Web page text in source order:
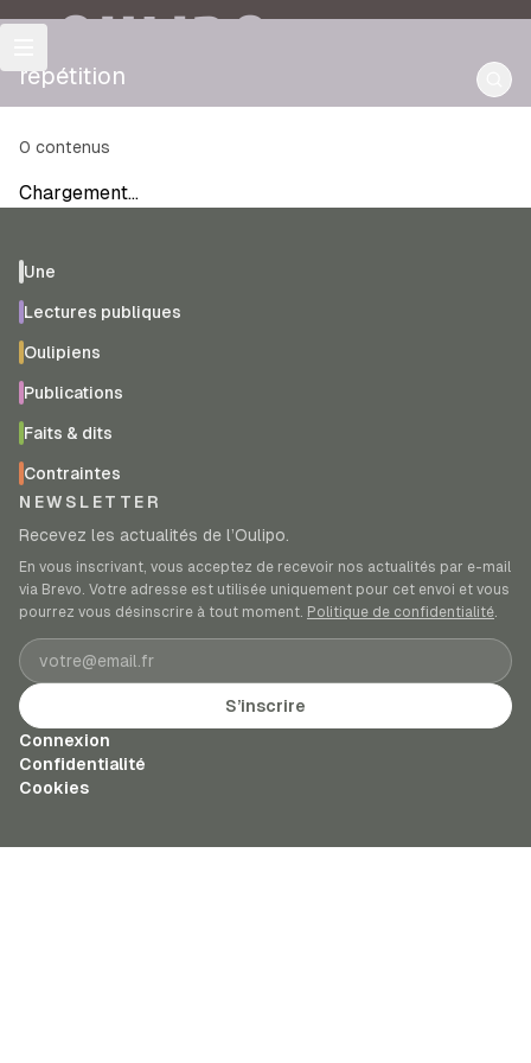
OULIPO
répétition
0 contenus
Chargement…
Une
Lectures publiques
Oulipiens
Publications
Faits & dits
Contraintes
NEWSLETTER
Recevez les actualités de l’Oulipo.
En vous inscrivant, vous acceptez de recevoir nos actualités par e-mail
via Brevo. Votre adresse est utilisée uniquement pour cet envoi et vous
pourrez vous désinscrire à tout moment. Politique de confidentialité.
Adresse e-mail
S’inscrire
Connexion
Confidentialité
Cookies